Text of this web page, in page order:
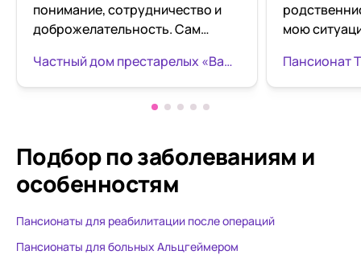
понимание, сотрудничество и
доброжелательность. Сам
ухоженный, комната
большая,светлая,есть всё
необходимое! Мы заселились
сказать не могу,но пока
впечатления просто
замечательные, ещё раз хочу
особенно Марину ❤️❤️❤️❤️
Частный дом престарелых «Ваш Оберег» Пролетарский
мою
мобилен. В
полностью
Пансионат
Подбор по заболеваниям и
особенностям
Пансионаты для реабилитации после операций
Пансионаты для больных Альцгеймером